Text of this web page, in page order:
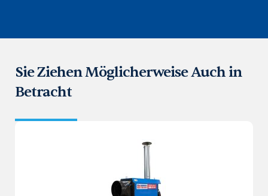
Sie Ziehen Möglicherweise Auch in
Betracht